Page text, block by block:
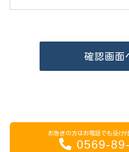
お急ぎの方はお電話でも受け
0569-